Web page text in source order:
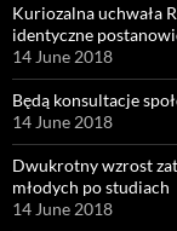
Kuriozalna uchwała
identyczne
14 June 2018
Będą konsultacje
14 June 2018
Dwukrotny wzrost
młodych po studiach
14 June 2018